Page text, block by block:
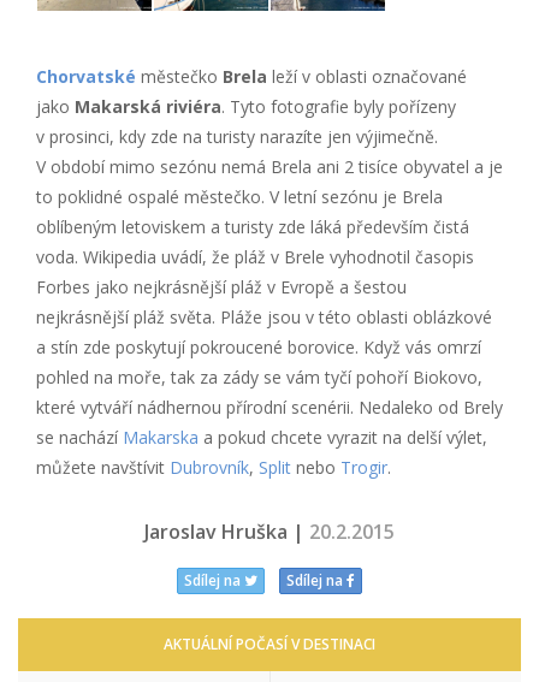
Chorvatské městečko Brela leží v oblasti označované
jako Makarská riviéra. Tyto fotografie byly pořízeny
v prosinci, kdy zde na turisty narazíte jen výjimečně.
V období mimo sezónu nemá Brela ani 2 tisíce obyvatel a je
to poklidné ospalé městečko. V letní sezónu je Brela
oblíbeným letoviskem a turisty zde láká především čistá
voda. Wikipedia uvádí, že pláž v Brele vyhodnotil časopis
Forbes jako nejkrásnější pláž v Evropě a šestou
nejkrásnější pláž světa. Pláže jsou v této oblasti oblázkové
a stín zde poskytují pokroucené borovice. Když vás omrzí
pohled na moře, tak za zády se vám tyčí pohoří Biokovo,
které vytváří nádhernou přírodní scenérii. Nedaleko od Brely
se nachází Makarska a pokud chcete vyrazit na delší výlet,
můžete navštívit Dubrovník, Split nebo Trogir.
Jaroslav Hruška | 20.2.2015
Sdílej na Sdílej na
AKTUÁLNÍ POČASÍ V DESTINACI